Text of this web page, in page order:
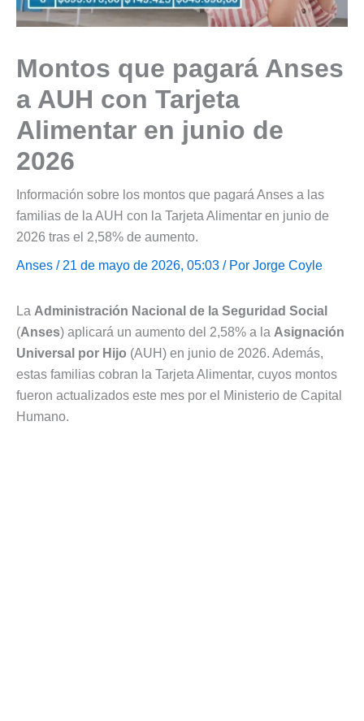
Montos que pagará Anses
a AUH con Tarjeta
Alimentar en junio de
2026
Información sobre los montos que pagará Anses a las
familias de la AUH con la Tarjeta Alimentar en junio de
2026 tras el 2,58% de aumento.
Anses / 21 de mayo de 2026, 05:03 / Por Jorge Coyle
La Administración Nacional de la Seguridad Social
(Anses) aplicará un aumento del 2,58% a la Asignación
Universal por Hijo (AUH) en junio de 2026. Además,
estas familias cobran la Tarjeta Alimentar, cuyos montos
fueron actualizados este mes por el Ministerio de Capital
Humano.